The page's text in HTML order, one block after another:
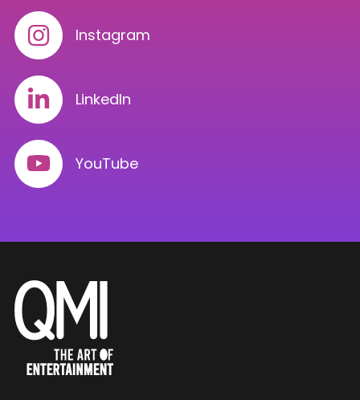
Instagram
LinkedIn
YouTube